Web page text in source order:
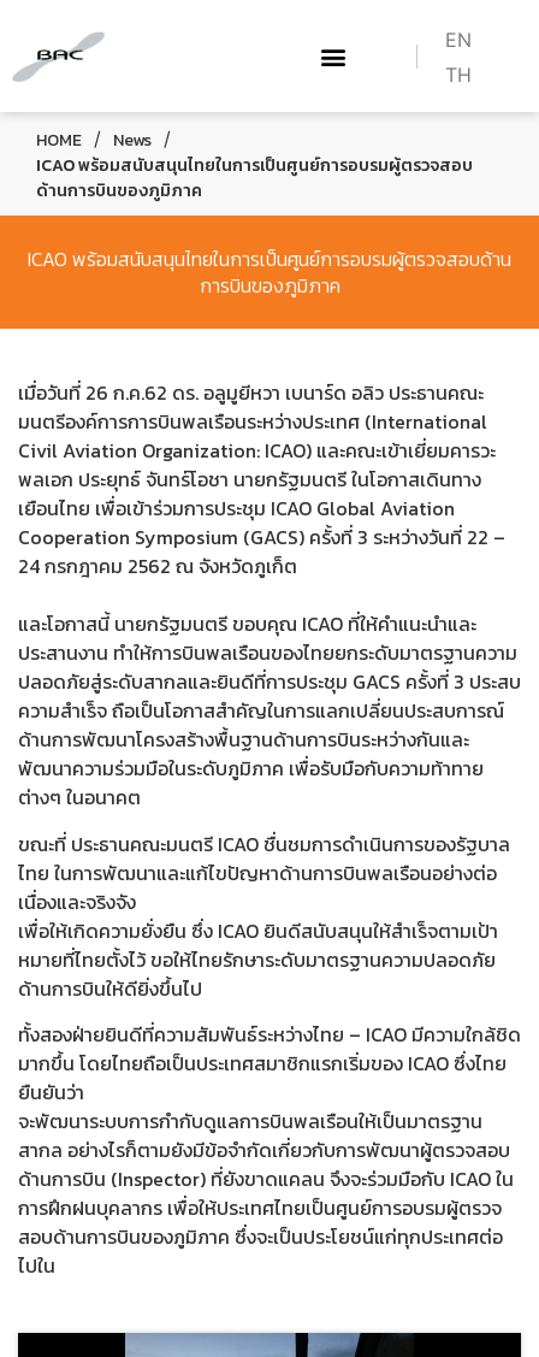
EN
TH
HOME / News /
ICAO พร้อมสนับสนุนไทยในการเป็นศูนย์การอบรมผู้ตรวจสอบ
ด้านการบินของภูมิภาค
ICAO พร้อมสนับสนุนไทยในการเป็นศูนย์การอบรมผู้ตรวจสอบด้าน
การบินของภูมิภาค
เมื่อวันที่ 26 ก.ค.62 ดร. อลูมูยีหวา เบนาร์ด อลิว ประธานคณะ
มนตรีองค์การการบินพลเรือนระหว่างประเทศ (International
Civil Aviation Organization: ICAO) และคณะเข้าเยี่ยมคารวะ
พลเอก ประยุทธ์ จันทร์โอชา นายกรัฐมนตรี ในโอกาสเดินทาง
เยือนไทย เพื่อเข้าร่วมการประชุม ICAO Global Aviation
Cooperation Symposium (GACS) ครั้งที่ 3 ระหว่างวันที่ 22 –
24 กรกฎาคม 2562 ณ จังหวัดภูเก็ต
และโอกาสนี้ นายกรัฐมนตรี ขอบคุณ ICAO ที่ให้คำแนะนำและ
ประสานงาน ทำให้การบินพลเรือนของไทยยกระดับมาตรฐานความ
ปลอดภัยสู่ระดับสากลและยินดีที่การประชุม GACS ครั้งที่ 3 ประสบ
ความสำเร็จ ถือเป็นโอกาสสำคัญในการแลกเปลี่ยนประสบการณ์
ด้านการพัฒนาโครงสร้างพื้นฐานด้านการบินระหว่างกันและ
พัฒนาความร่วมมือในระดับภูมิภาค เพื่อรับมือกับความท้าทาย
ต่างๆ ในอนาคต
ขณะที่ ประธานคณะมนตรี ICAO ชื่นชมการดำเนินการของรัฐบาล
ไทย ในการพัฒนาและแก้ไขปัญหาด้านการบินพลเรือนอย่างต่อ
เนื่องและจริงจัง
เพื่อให้เกิดความยั่งยืน ซึ่ง ICAO ยินดีสนับสนุนให้สำเร็จตามเป้า
หมายที่ไทยตั้งไว้ ขอให้ไทยรักษาระดับมาตรฐานความปลอดภัย
ด้านการบินให้ดียิ่งขึ้นไป
ทั้งสองฝ่ายยินดีที่ความสัมพันธ์ระหว่างไทย – ICAO มีความใกล้ชิด
มากขึ้น โดยไทยถือเป็นประเทศสมาชิกแรกเริ่มของ ICAO ซึ่งไทย
ยืนยันว่า
จะพัฒนาระบบการกำกับดูแลการบินพลเรือนให้เป็นมาตรฐาน
สากล อย่างไรก็ตามยังมีข้อจำกัดเกี่ยวกับการพัฒนาผู้ตรวจสอบ
ด้านการบิน (Inspector) ที่ยังขาดแคลน จึงจะร่วมมือกับ ICAO ใน
การฝึกฝนบุคลากร เพื่อให้ประเทศไทยเป็นศูนย์การอบรมผู้ตรวจ
สอบด้านการบินของภูมิภาค ซึ่งจะเป็นประโยชน์แก่ทุกประเทศต่อ
ไปใน